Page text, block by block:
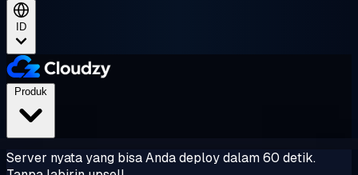
ID
Server nyata yang bisa Anda deploy dalam 60 detik.